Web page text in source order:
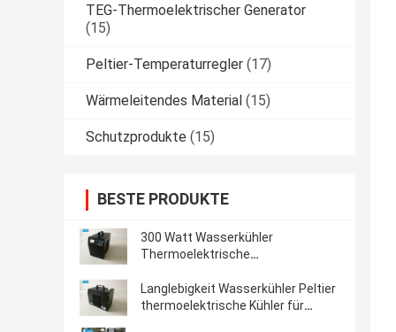
TEG-Thermoelektrischer Generator
(15)
Peltier-Temperaturregler (17)
Wärmeleitendes Material (15)
Schutzprodukte (15)
BESTE PRODUKTE
300 Watt Wasserkühler
Thermoelektrische
Werkzeugmaschinen
Langlebigkeit Wasserkühler Peltier
thermoelektrische Kühler für